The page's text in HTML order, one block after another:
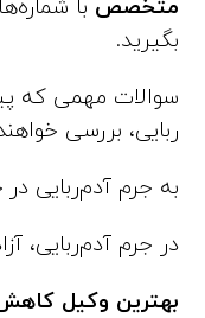
متخصص با
بگیرید.
سوالات مهمی که
ربایی، بررسی
به جرم آدم‌ربایی
در جرم آدم‌ربایی،
بهترین وکیل